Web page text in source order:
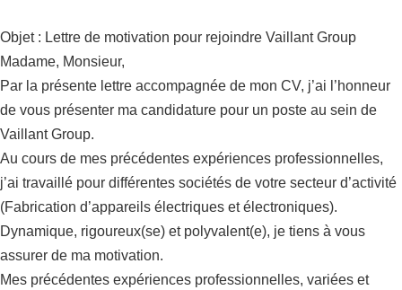
Objet : Lettre de motivation pour rejoindre Vaillant Group
Madame, Monsieur,
Par la présente lettre accompagnée de mon CV, j’ai l’honneur
de vous présenter ma candidature pour un poste au sein de
Vaillant Group.
Au cours de mes précédentes expériences professionnelles,
j’ai travaillé pour différentes sociétés de votre secteur d’activité
(Fabrication d’appareils électriques et électroniques).
Dynamique, rigoureux(se) et polyvalent(e), je tiens à vous
assurer de ma motivation.
Mes précédentes expériences professionnelles, variées et